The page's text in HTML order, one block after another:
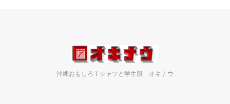
沖縄おもしろＴシャツと学生服 オキナウ